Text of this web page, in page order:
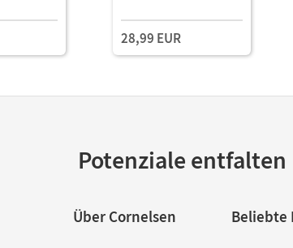
28,99 EUR
Potenziale entfalten
Über Cornelsen Beliebte